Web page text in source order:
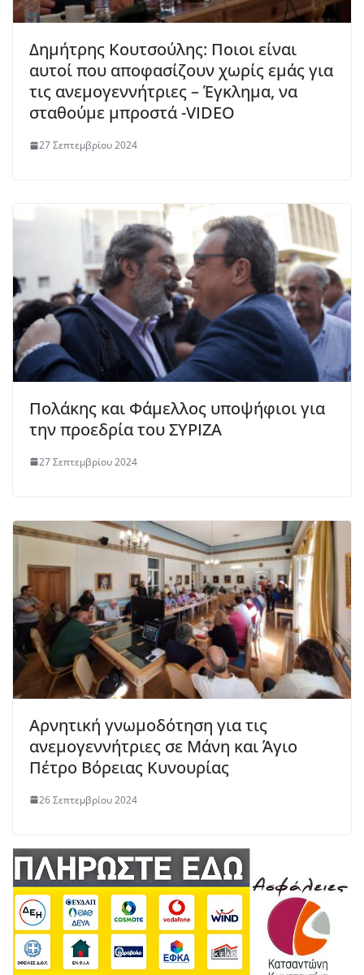
Δημήτρης Κουτσούλης: Ποιοι είναι
αυτοί που αποφασίζουν χωρίς εμάς για
τις ανεμογεννήτριες – Έγκλημα, να
σταθούμε μπροστά -VIDEO
27 Σεπτεμβρίου 2024
Πολάκης και Φάμελλος υποψήφιοι για
την προεδρία του ΣΥΡΙΖΑ
27 Σεπτεμβρίου 2024
Αρνητική γνωμοδότηση για τις
ανεμογεννήτριες σε Μάνη και Άγιο
Πέτρο Βόρειας Κυνουρίας
26 Σεπτεμβρίου 2024